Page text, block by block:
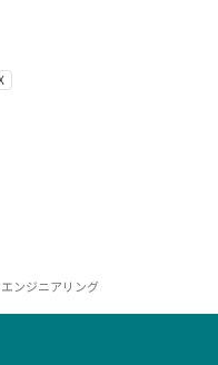
ンジニアリング